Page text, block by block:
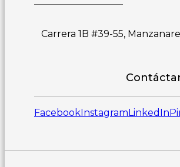
Carrera 1B #39-55,
FacebookInstagramLinkedIn